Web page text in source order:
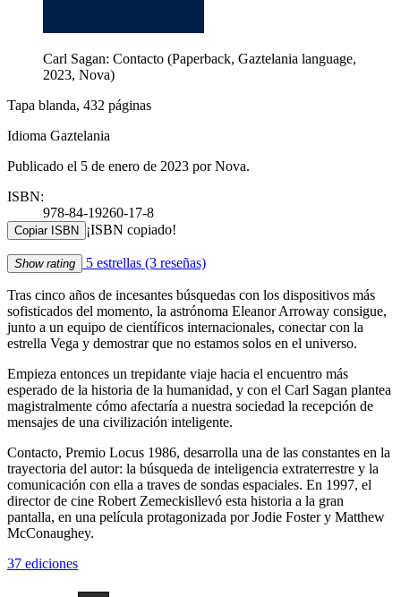
Carl Sagan: Contacto (Paperback, Gaztelania language,
2023, Nova)
Tapa blanda, 432 páginas
Idioma Gaztelania
Publicado el 5 de enero de 2023 por Nova.
ISBN:
978-84-19260-17-8
Copiar ISBN ¡ISBN copiado!
Show rating 5 estrellas (3 reseñas)
Tras cinco años de incesantes búsquedas con los dispositivos más
sofisticados del momento, la astrónoma Eleanor Arroway consigue,
junto a un equipo de científicos internacionales, conectar con la
estrella Vega y demostrar que no estamos solos en el universo.
Empieza entonces un trepidante viaje hacia el encuentro más
esperado de la historia de la humanidad, y con el Carl Sagan plantea
magistralmente cómo afectaría a nuestra sociedad la recepción de
mensajes de una civilización inteligente.
Contacto, Premio Locus 1986, desarrolla una de las constantes en la
trayectoria del autor: la búsqueda de inteligencia extraterrestre y la
comunicación con ella a traves de sondas espaciales. En 1997, el
director de cine Robert Zemeckisllevó esta historia a la gran
pantalla, en una película protagonizada por Jodie Foster y Matthew
McConaughey.
37 ediciones